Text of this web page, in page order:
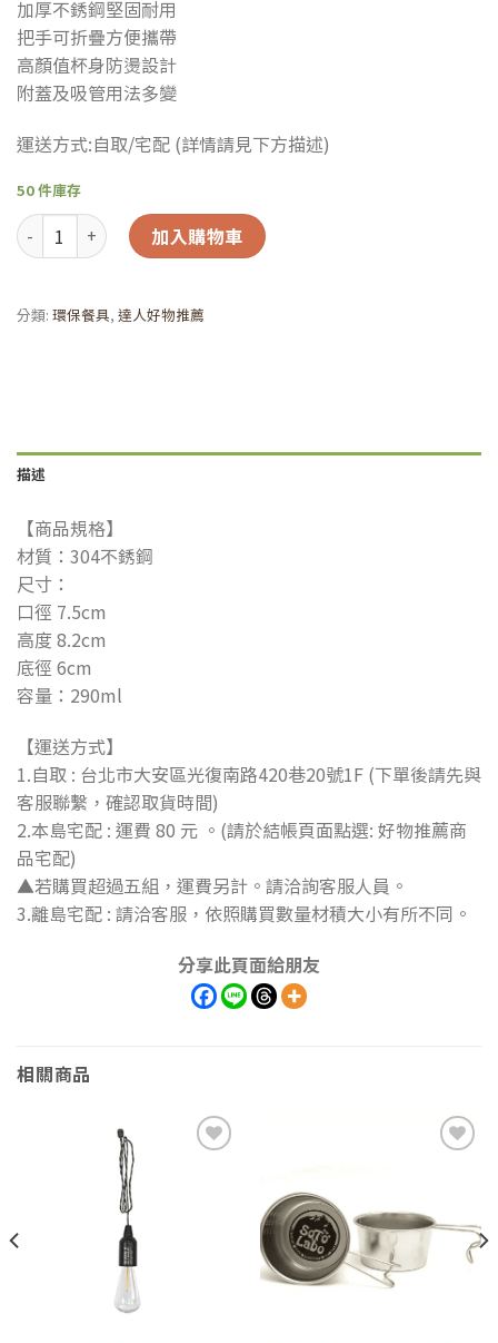
加厚不銹鋼堅固耐用
把手可折疊方便攜帶
高顏值杯身防燙設計
附蓋及吸管用法多變
運送方式:自取/宅配 (詳情請見下方描述)
50 件庫存
璐露野露營美學隨行杯 數量
加入購物車
分類: 環保餐具, 達人好物推薦
描述
【商品規格】
材質：304不銹鋼
尺寸：
口徑 7.5cm
高度 8.2cm
底徑 6cm
容量：290ml
【運送方式】
1.自取 : 台北市大安區光復南路420巷20號1F (下單後請先與
客服聯繫，確認取貨時間)
2.本島宅配 : 運費 80 元 。(請於結帳頁面點選: 好物推薦商
品宅配)
▲若購買超過五組，運費另計。請洽詢客服人員。
3.離島宅配 : 請洽客服，依照購買數量材積大小有所不同。
分享此頁面給朋友
相關商品
我的
最愛
清單